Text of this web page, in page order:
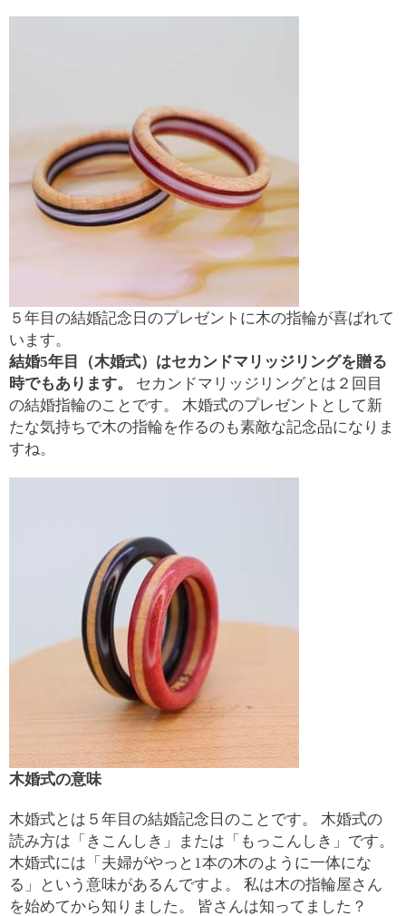
５年目の結婚記念日のプレゼントに木の指輪が喜ばれて
います。
結婚5年目（木婚式）はセカンドマリッジリングを贈る
時でもあります。
セカンドマリッジリングとは２回目
の結婚指輪のことです。 木婚式のプレゼントとして新
たな気持ちで木の指輪を作るのも素敵な記念品になりま
すね。
木婚式の意味
木婚式とは５年目の結婚記念日のことです。 木婚式の
読み方は「きこんしき」または「もっこんしき」です。
木婚式には「夫婦がやっと1本の木のように一体にな
る」という意味があるんですよ。 私は木の指輪屋さん
を始めてから知りました。 皆さんは知ってました？